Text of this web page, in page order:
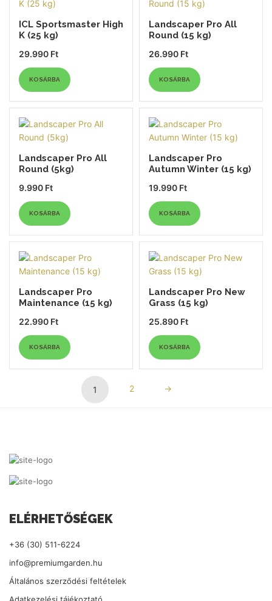
ICL Sportsmaster High
K (25 kg)
29.990 Ft
KOSÁRBA
Landscaper Pro All
Round (15 kg)
26.990 Ft
KOSÁRBA
Landscaper Pro All
Round (5kg)
9.990 Ft
KOSÁRBA
Landscaper Pro
Autumn Winter (15 kg)
19.990 Ft
KOSÁRBA
Landscaper Pro
Maintenance (15 kg)
22.990 Ft
KOSÁRBA
Landscaper Pro New
Grass (15 kg)
25.890 Ft
KOSÁRBA
1 2 →
ELÉRHETŐSÉGEK
+36 (30) 511-6224
info@premiumgarden.hu
Általános szerződési feltételek